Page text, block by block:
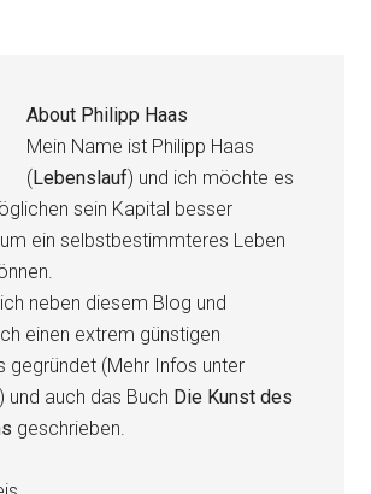
About Philipp Haas
Mein Name ist Philipp Haas
(Lebenslauf) und ich möchte es
sein Kapital besser
ein selbstbestimmteres Leben
neben diesem Blog und
einen extrem günstigen
gegründet (Mehr Infos unter
) und auch das Buch Die Kunst des
geschrieben.